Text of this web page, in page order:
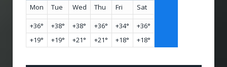
Mon
Tue Wed Thu Fri Sat
+36° +38° +38° +36° +34° +36°
+19° +19° +21° +21° +18° +18°